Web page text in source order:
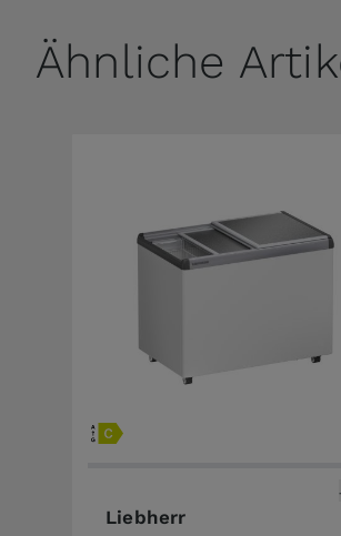
Ähnliche
Liebherr